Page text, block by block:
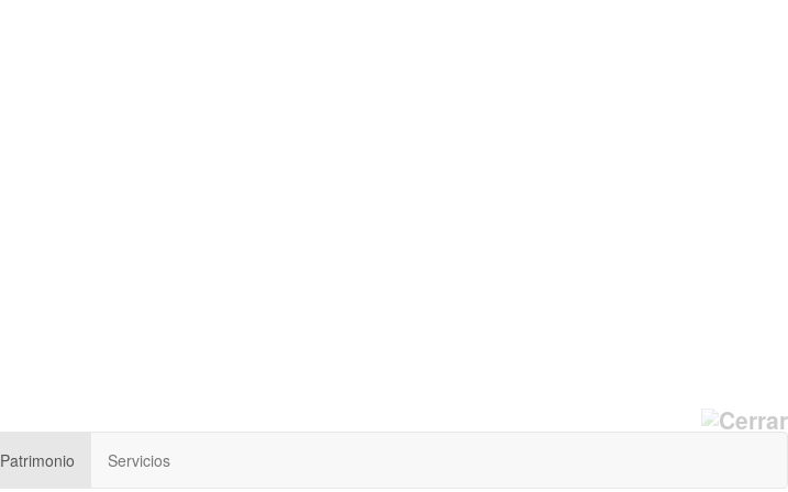
Patrimonio Servicios